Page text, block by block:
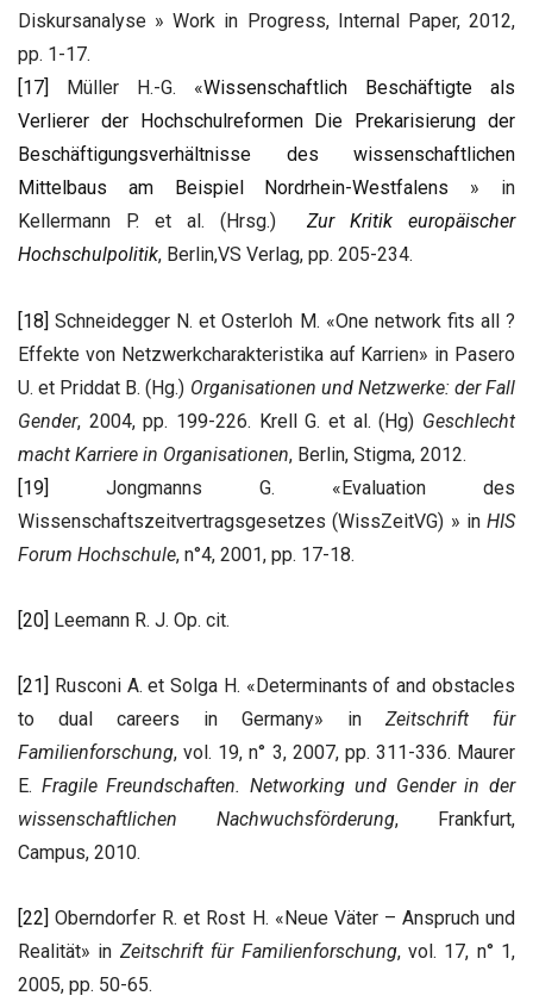
Diskursanalyse » Work in Progress, Internal Paper, 2012,
pp. 1-17.
[17]
Müller H.-G. «Wissenschaftlich Beschäftigte als
Verlierer der Hochschulreformen Die Prekarisierung der
Beschäftigungsverhältnisse des wissenschaftlichen
Mittelbaus am Beispiel Nordrhein-Westfalens » in
Kellermann P. et al. (Hrsg.) Zur Kritik europäischer
Hochschulpolitik, Berlin,VS Verlag, pp. 205-234.
[18] Schneidegger N. et Osterloh M. «One network fits all ?
Effekte von Netzwerkcharakteristika auf Karrien» in Pasero
U. et Priddat B. (Hg.) Organisationen und Netzwerke: der Fall
Gender, 2004, pp. 199-226. Krell G. et al. (Hg) Geschlecht
macht Karriere in Organisationen, Berlin, Stigma, 2012.
[19]
Jongmanns G. «Evaluation des
Wissenschaftszeitvertragsgesetzes (WissZeitVG) » in HIS
Forum Hochschule, n°4, 2001, pp. 17-18.
[20] Leemann R. J. Op. cit.
[21] Rusconi A. et Solga H. «Determinants of and obstacles
to dual careers in Germany» in
Zeitschrift für
Familienforschung, vol. 19, n° 3, 2007, pp. 311-336. Maurer
E. Fragile Freundschaften. Networking und Gender in der
wissenschaftlichen Nachwuchsförderung, Frankfurt,
Campus, 2010.
[22] Oberndorfer R. et Rost H. «Neue Väter – Anspruch und
Realität» in Zeitschrift für Familienforschung, vol. 17, n° 1,
2005, pp. 50-65.